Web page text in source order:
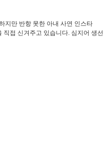
지만 반항 못한 아내 사연 인스타
직접 신겨주고 있습니다. 심지어 생선